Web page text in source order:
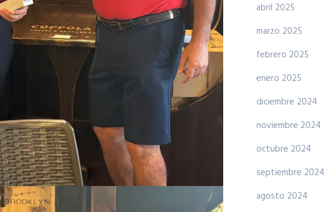
abril 2025
marzo 2025
febrero 2025
enero 2025
diciembre 2024
noviembre 2024
octubre 2024
septiembre 2024
agosto 2024